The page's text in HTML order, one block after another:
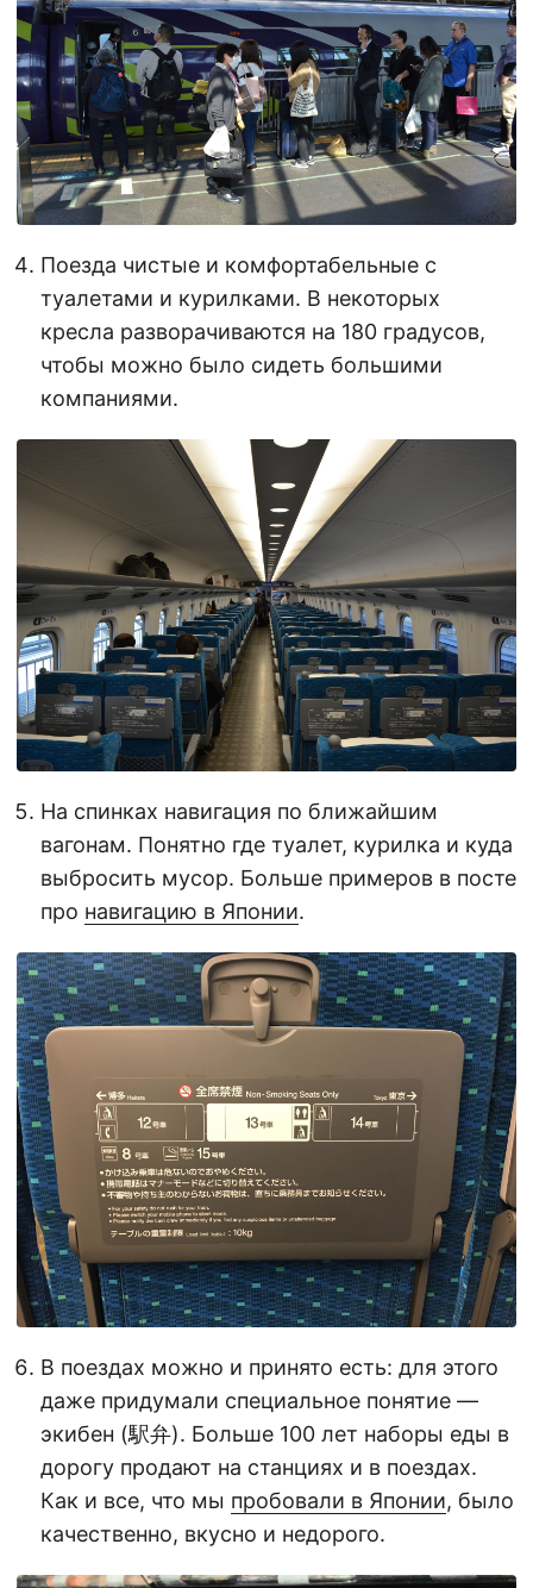
Поезда чистые и комфортабельные с
туалетами и курилками. В некоторых
кресла разворачиваются на 180 градусов,
чтобы можно было сидеть большими
компаниями.
На спинках навигация по ближайшим
вагонам. Понятно где туалет, курилка и куда
выбросить мусор. Больше примеров в посте
про навигацию в Японии.
В поездах можно и принято есть: для этого
даже придумали специальное понятие —
экибен (駅弁). Больше 100 лет наборы еды в
дорогу продают на станциях и в поездах.
Как и все, что мы пробовали в Японии, было
качественно, вкусно и недорого.